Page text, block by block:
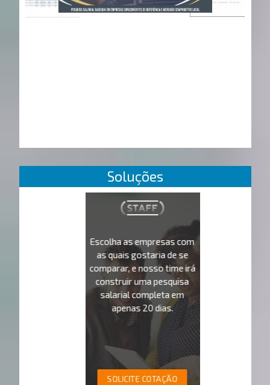
Soluções
Escolha as empresas com
as quais gostaria de se
comparar, e nosso time irá
construir uma pesquisa
salarial completa em
apenas 20 dias.
SOLICITE COTAÇÃO